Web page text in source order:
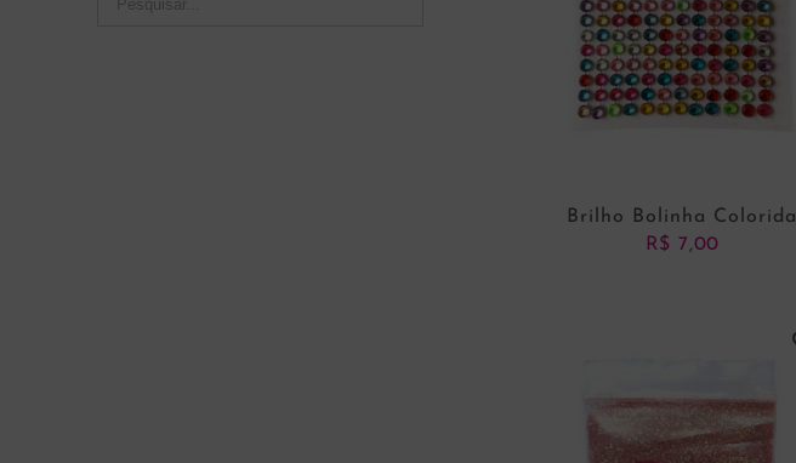
Brilho Bolinha Colorida
R$ 7,00